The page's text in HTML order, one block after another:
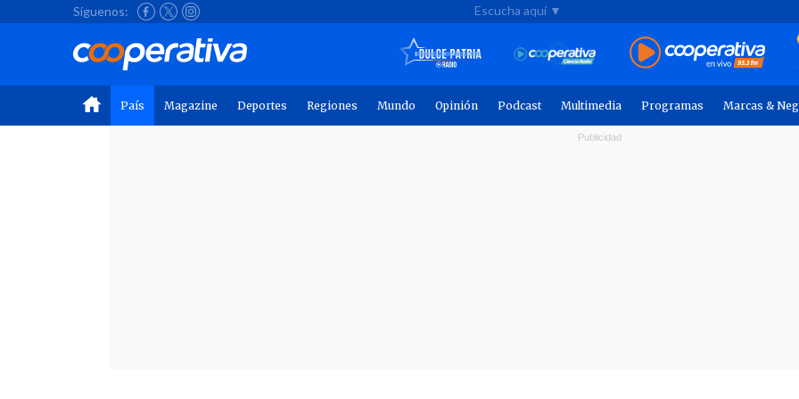
Síguenos: Escucha aquí ▼
País Magazine Deportes Regiones Mundo Opinión Podcast Multimedia Programas Marcas &